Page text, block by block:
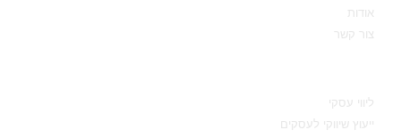
אודות
צור קשר
ליווי עסקי
ייעוץ שיווקי לעסקים